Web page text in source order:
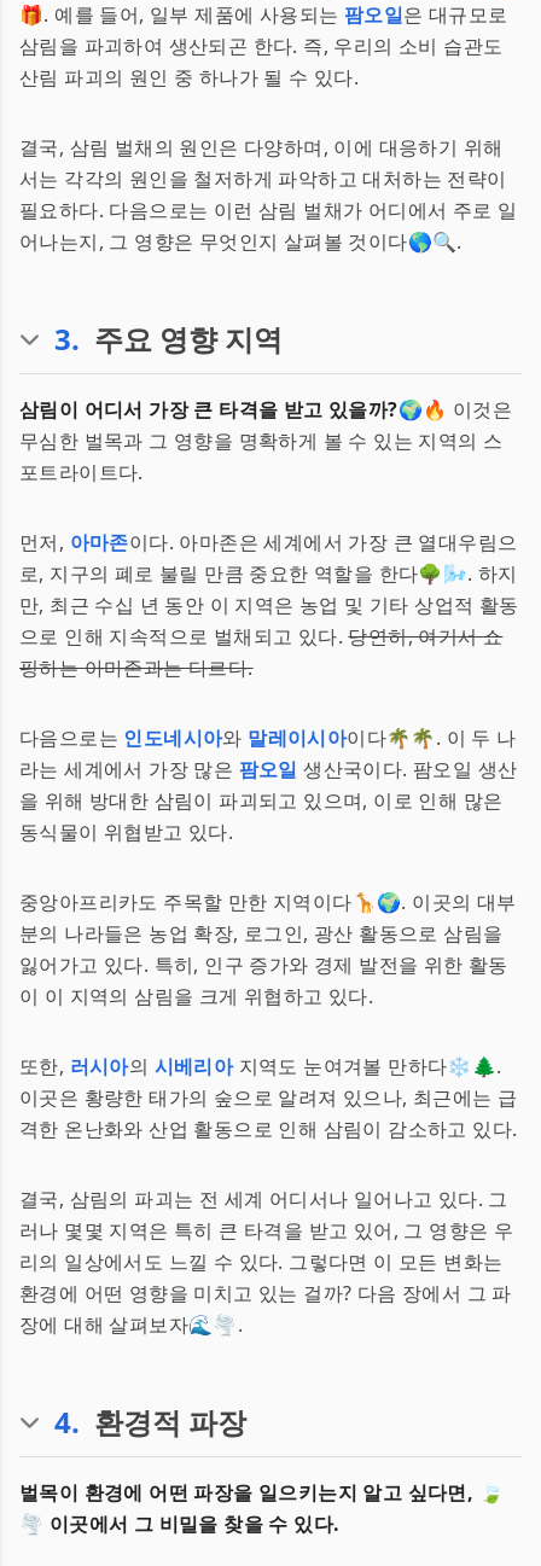
🎁. 예를 들어, 일부 제품에 사용되는 팜오일은 대규모로
삼림을 파괴하여 생산되곤 한다. 즉, 우리의 소비 습관도
산림 파괴의 원인 중 하나가 될 수 있다.
결국, 삼림 벌채의 원인은 다양하며, 이에 대응하기 위해
서는 각각의 원인을 철저하게 파악하고 대처하는 전략이
필요하다. 다음으로는 이런 삼림 벌채가 어디에서 주로 일
어나는지, 그 영향은 무엇인지 살펴볼 것이다🌎🔍.
3. 주요 영향 지역
삼림이 어디서 가장 큰 타격을 받고 있을까?🌍🔥 이것은
무심한 벌목과 그 영향을 명확하게 볼 수 있는 지역의 스
포트라이트다.
먼저, 아마존이다. 아마존은 세계에서 가장 큰 열대우림으
로, 지구의 폐로 불릴 만큼 중요한 역할을 한다🌳🌬️. 하지
만, 최근 수십 년 동안 이 지역은 농업 및 기타 상업적 활동
으로 인해 지속적으로 벌채되고 있다.당연히, 여기서 쇼
핑하는 아마존과는 다르다.
다음으로는 인도네시아와 말레이시아이다🌴🌴. 이 두 나
라는 세계에서 가장 많은 팜오일 생산국이다. 팜오일 생산
을 위해 방대한 삼림이 파괴되고 있으며, 이로 인해 많은
동식물이 위협받고 있다.
중앙아프리카도 주목할 만한 지역이다🦒🌍. 이곳의 대부
분의 나라들은 농업 확장, 로그인, 광산 활동으로 삼림을
잃어가고 있다. 특히, 인구 증가와 경제 발전을 위한 활동
이 이 지역의 삼림을 크게 위협하고 있다.
또한, 러시아의 시베리아지역도 눈여겨볼 만하다❄️🌲.
이곳은 황량한 태가의 숲으로 알려져 있으나, 최근에는 급
격한 온난화와 산업 활동으로 인해 삼림이 감소하고 있다.
결국, 삼림의 파괴는 전 세계 어디서나 일어나고 있다. 그
러나 몇몇 지역은 특히 큰 타격을 받고 있어, 그 영향은 우
리의 일상에서도 느낄 수 있다. 그렇다면 이 모든 변화는
환경에 어떤 영향을 미치고 있는 걸까? 다음 장에서 그 파
장에 대해 살펴보자🌊🌪️.
4. 환경적 파장
벌목이 환경에 어떤 파장을 일으키는지 알고 싶다면, 🍃
🌪️ 이곳에서 그 비밀을 찾을 수 있다.